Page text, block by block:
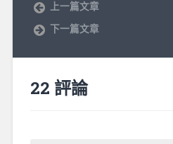
上一篇文章
下一篇文章
22 評論